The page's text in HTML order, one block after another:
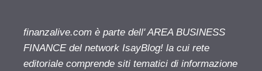
finanzalive.com è parte dell' AREA BUSINESS
FINANCE del network IsayBlog! la cui rete
editoriale comprende siti tematici di informazione